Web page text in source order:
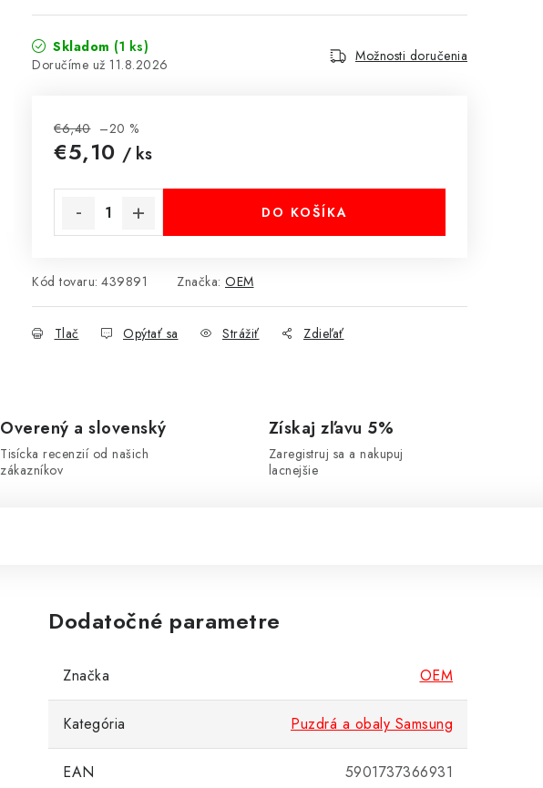
Skladom (1 ks)
11.8.2026
Možnosti doručenia
€6,40 –20 %
€5,10 / ks
DO KOŠÍKA
Kód tovaru: 439891 Značka: OEM
Tlač Opýtať sa Strážiť Zdieľať
Overený a slovenský
Tisícka recenzií od našich
zákazníkov
Získaj zľavu 5%
Zaregistruj sa a nakupuj
lacnejšie
Dodatočné parametre
Značka OEM
Kategória Puzdrá a obaly Samsung
EAN 5901737366931